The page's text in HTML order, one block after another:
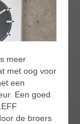
meer
met oog voor
een
Een goed
de broers